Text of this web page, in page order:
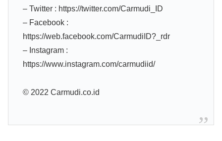
– Twitter : https://twitter.com/Carmudi_ID
– Facebook :
https://web.facebook.com/CarmudiID?_rdr
– Instagram :
https://www.instagram.com/carmudiid/
© 2022 Carmudi.co.id